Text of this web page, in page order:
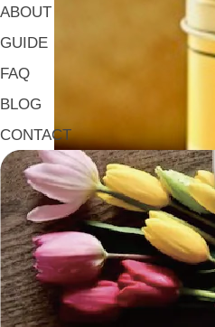
ABOUT
GUIDE
FAQ
BLOG
CONTACT